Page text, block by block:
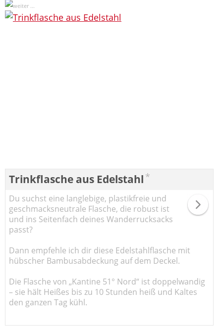
Trinkflasche aus Edelstahl *
Du suchst eine langlebige, plastikfreie und
geschmacksneutrale Flasche, die robust ist
und ins Seitenfach deines Wanderrucksacks
passt?
Dann empfehle ich dir diese Edelstahlflasche mit
hübscher Bambusabdeckung auf dem Deckel.
Die Flasche von „Kantine 51° Nord“ ist doppelwandig
– sie hält Heißes bis zu 10 Stunden heiß und Kaltes
den ganzen Tag kühl.